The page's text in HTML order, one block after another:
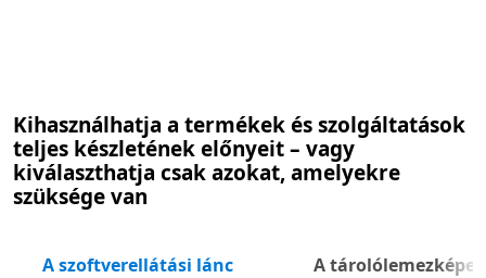
Kihasználhatja a termékek és szolgáltatások
teljes készletének előnyeit – vagy
kiválaszthatja csak azokat, amelyekre
szüksége van
A szoftverellátási lánc
A tárolólemezképek